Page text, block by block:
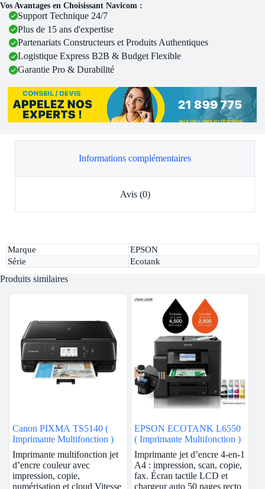
Vos Avantages en Choisissant Navicom :
Support Technique 24/7
Plus de 15 ans d'expertise
Partenariats Constructeurs et Produits Authentiques
Logistique Express B2B & Budget Flexible
Garantie Pro & Durabilité
Informations complémentaires
Avis (0)
Marque
EPSON
Série
Ecotank
Produits similaires
Canon PIXMA TS5140 (
Imprimante Multifonction )
Imprimante multifonction jet
d’encre couleur avec
impression, copie,
numérisation et cloud Vitesse
EPSON ECOTANK L6550
( Imprimante Multifonction )
Imprimante jet d’encre 4-en-1
A4 : impression, scan, copie,
fax. Écran tactile LCD et
chargeur auto 50 pages recto